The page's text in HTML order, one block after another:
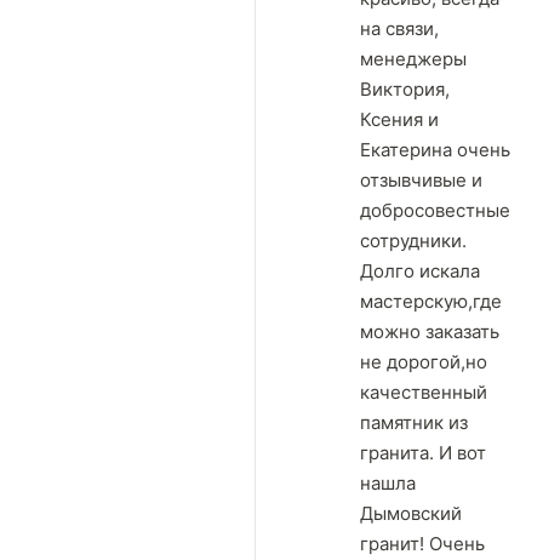
на связи,
менеджеры
Виктория,
Ксения и
Екатерина очень
отзывчивые и
добросовестные
сотрудники.
Долго искала
мастерскую,где
можно заказать
не дорогой,но
качественный
памятник из
гранита. И вот
нашла
Дымовский
гранит! Очень